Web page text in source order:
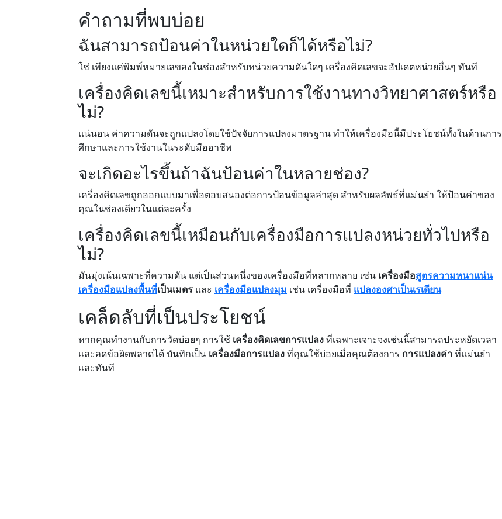
คำถามที่พบบ่อย
ฉันสามารถป้อนค่าในหน่วยใดก็ได้หรือไม่?
ใช่ เพียงแค่พิมพ์หมายเลขลงในช่องสำหรับหน่วยความดันใดๆ เครื่องคิดเลขจะอัปเดตหน่วยอื่นๆ ทันที
เครื่องคิดเลขนี้เหมาะสำหรับการใช้งานทางวิทยาศาสตร์หรือ
ไม่?
แน่นอน ค่าความดันจะถูกแปลงโดยใช้ปัจจัยการแปลงมาตรฐาน ทำให้เครื่องมือนี้มีประโยชน์ทั้งในด้านการ
ศึกษาและการใช้งานในระดับมืออาชีพ
จะเกิดอะไรขึ้นถ้าฉันป้อนค่าในหลายช่อง?
เครื่องคิดเลขถูกออกแบบมาเพื่อตอบสนองต่อการป้อนข้อมูลล่าสุด สำหรับผลลัพธ์ที่แม่นยำ ให้ป้อนค่าของ
คุณในช่องเดียวในแต่ละครั้ง
เครื่องคิดเลขนี้เหมือนกับเครื่องมือการแปลงหน่วยทั่วไปหรือ
ไม่?
มันมุ่งเน้นเฉพาะที่ความดัน แต่เป็นส่วนหนึ่งของเครื่องมือที่หลากหลาย เช่น เครื่องมือสูตรความหนาแน่น
เครื่องมือแปลงพื้นที่เป็นเมตร และ เครื่องมือแปลงมุม เช่น เครื่องมือที่ แปลงองศาเป็นเรเดียน
เคล็ดลับที่เป็นประโยชน์
หากคุณทำงานกับการวัดบ่อยๆ การใช้ เครื่องคิดเลขการแปลงที่เฉพาะเจาะจงเช่นนี้สามารถประหยัดเวลา
และลดข้อผิดพลาดได้ บันทึกเป็น เครื่องมือการแปลงที่คุณใช้บ่อยเมื่อคุณต้องการ การแปลงค่าที่แม่นยำ
และทันที